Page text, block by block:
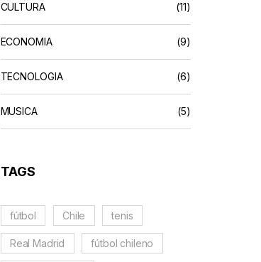
CULTURA (11)
ECONOMIA (9)
TECNOLOGIA (6)
MUSICA (5)
TAGS
fútbol Chile tenis
Real Madrid fútbol chileno